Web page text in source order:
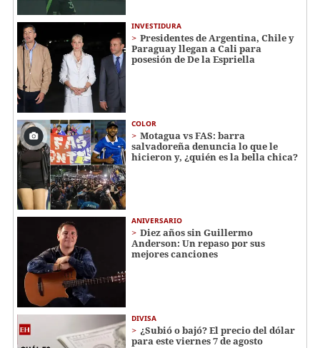
INVESTIDURA
Presidentes de Argentina, Chile y
Paraguay llegan a Cali para
posesión de De la Espriella
COLOR
Motagua vs FAS: barra
salvadoreña denuncia lo que le
hicieron y, ¿quién es la bella chica?
ANIVERSARIO
Diez años sin Guillermo
Anderson: Un repaso por sus
mejores canciones
DIVISA
¿Subió o bajó? El precio del dólar
para este viernes 7 de agosto